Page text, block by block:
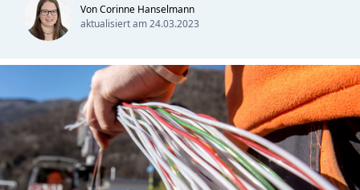
Von Corinne Hanselmann
aktualisiert am24.03.2023